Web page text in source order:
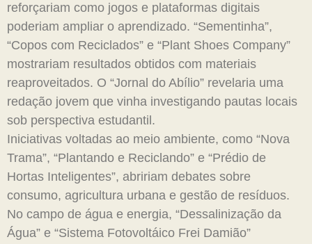
reforçariam como jogos e plataformas digitais
poderiam ampliar o aprendizado. “Sementinha”,
“Copos com Reciclados” e “Plant Shoes Company”
mostrariam resultados obtidos com materiais
reaproveitados. O “Jornal do Abílio” revelaria uma
redação jovem que vinha investigando pautas locais
sob perspectiva estudantil.
Iniciativas voltadas ao meio ambiente, como “Nova
Trama”, “Plantando e Reciclando” e “Prédio de
Hortas Inteligentes”, abririam debates sobre
consumo, agricultura urbana e gestão de resíduos.
No campo de água e energia, “Dessalinização da
Água” e “Sistema Fotovoltáico Frei Damião”